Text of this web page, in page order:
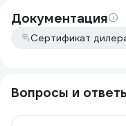
Документация
Сертификат
Вопросы и